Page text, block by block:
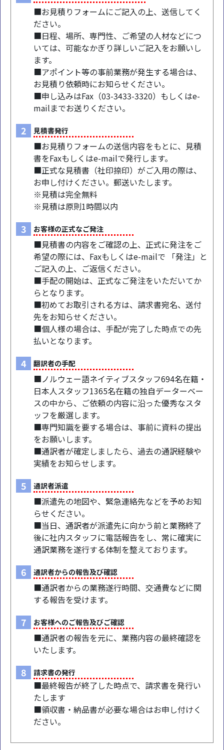
■お見積りフォームにご記入の上、送信してく
ださい。
■日程、場所、専門性、ご希望の人材などにつ
いては、可能なかぎり詳しいご記入をお願いし
ます。
■アポイント等の事前業務が発生する場合は、
お見積り依頼時にお知らせください。
■申し込みはFax（03-3433-3320）もしくはe-
mailまでお送りください。
2 見積書発行
■お見積りフォームの送信内容をもとに、見積
書をFaxもしくはe-mailで発行します。
■正式な見積書（社印捺印）がご入用の際は、
お申し付けください。郵送いたします。
※見積は完全無料
※見積は原則1時間以内
3 お客様の正式なご発注
■見積書の内容をご確認の上、正式に発注をご
希望の際には、Faxもしくはe-mailで 「発注」と
ご記入の上、ご返信ください。
■手配の開始は、正式なご発注をいただいてか
らとなります。
■初めてお取引される方は、請求書宛名、送付
先をお知らせください。
■個人様の場合は、手配が完了した時点での先
払いとなります。
4 翻訳者の手配
■ノルウェー語ネイティブスタッフ694名在籍・
日本人スタッフ1365名在籍の独自データーベー
スの中から、ご依頼の内容に沿った優秀なスタ
ッフを厳選します。
■専門知識を要する場合は、事前に資料の提出
をお願いします。
■通訳者が確定しましたら、過去の通訳経験や
実績をお知らせします。
5 通訳者派遣
■派遣先の地図や、緊急連絡先などを予めお知
らせください。
■当日、通訳者が派遣先に向かう前と業務終了
後に社内スタッフに電話報告をし、常に確実に
通訳業務を遂行する体制を整えております。
6 通訳者からの報告及び確認
■通訳者からの業務遂行時間、交通費などに関
する報告を受けます。
7 お客様へのご報告及びご確認
■通訳者の報告を元に、業務内容の最終確認を
いたします。
8 請求書の発行
■最終報告が終了した時点で、請求書を発行い
たします
■領収書・納品書が必要な場合はお申し付けく
ださい。